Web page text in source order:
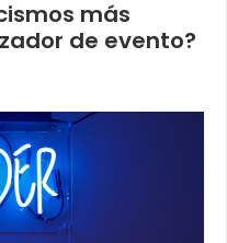
más
de evento?